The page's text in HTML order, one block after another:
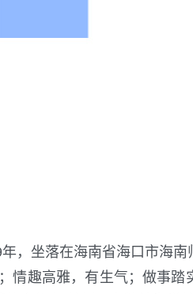
，坐落在海南省海口市海
情趣高雅，有生气；做事